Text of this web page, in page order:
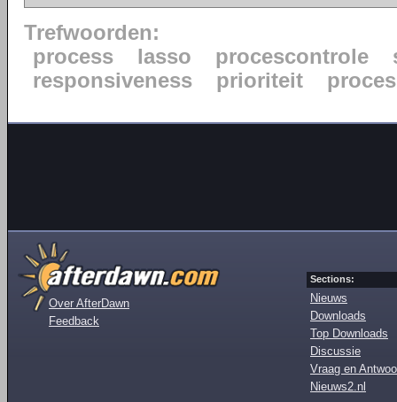
Trefwoorden:
process
lasso procescontrole
responsiveness
prioriteit
Over AfterDawn
Feedback
Sections:
Nieuws
Downloads
Top Downloads
Discussie
Vraag en
Nieuws2.nl